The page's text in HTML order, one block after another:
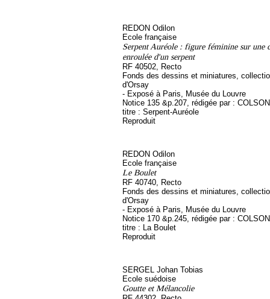
REDON Odilon
Ecole française
Serpent Auréole : figure féminine sur une
enroulée d'un serpent
RF 40502, Recto
Fonds des dessins et miniatures,
d'Orsay
- Exposé à Paris, Musée du Louvre
Notice 135 &p.207, rédigée par :
titre : Serpent-Auréole
Reproduit
REDON Odilon
Ecole française
Le Boulet
RF 40740, Recto
Fonds des dessins et miniatures,
d'Orsay
- Exposé à Paris, Musée du Louvre
Notice 170 &p.245, rédigée par :
titre : La Boulet
Reproduit
SERGEL Johan Tobias
Ecole suédoise
Goutte et Mélancolie